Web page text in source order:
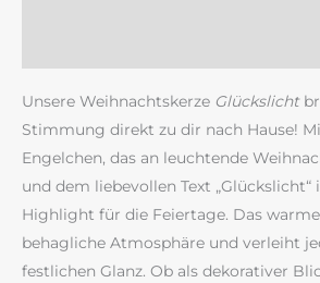
Unsere Weihnachtskerze Glückslicht
Stimmung direkt zu dir nach Hause!
Engelchen, das an leuchtende
und dem liebevollen Text „Glückslicht“
Highlight für die Feiertage. Das
behagliche Atmosphäre und verleiht
festlichen Glanz. Ob als dekorativer